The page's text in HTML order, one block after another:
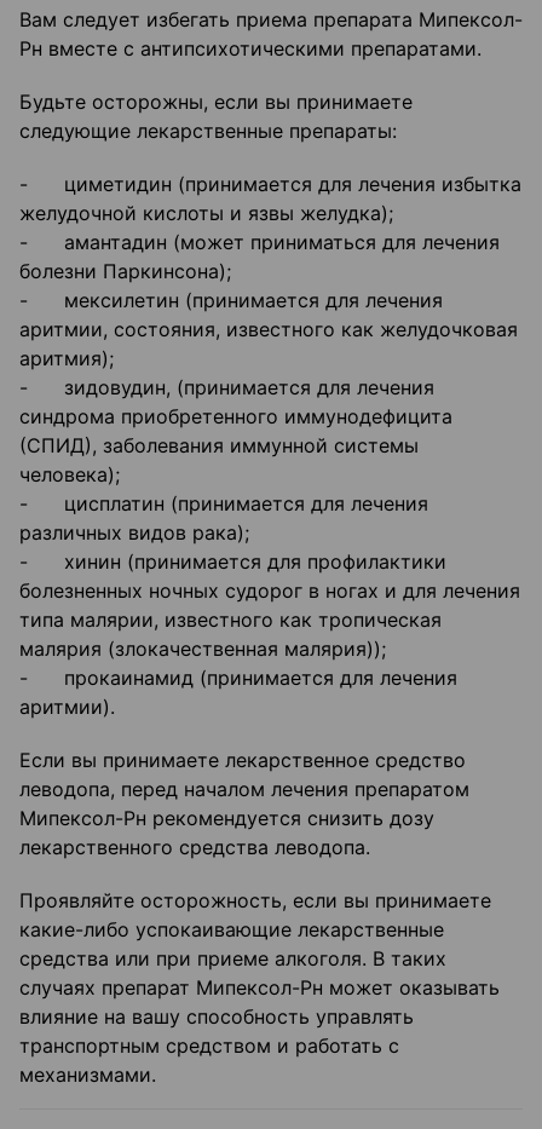
Вам следует избегать приема препарата Мипексол-
Рн вместе с антипсихотическими препаратами.
Будьте осторожны, если вы принимаете
следующие лекарственные препараты:
- циметидин (принимается для лечения избытка
желудочной кислоты и язвы желудка);
- амантадин (может приниматься для лечения
болезни Паркинсона);
- мексилетин (принимается для лечения
аритмии, состояния, известного как желудочковая
аритмия);
- зидовудин, (принимается для лечения
синдрома приобретенного иммунодефицита
(СПИД), заболевания иммунной системы
человека);
- цисплатин (принимается для лечения
различных видов рака);
- хинин (принимается для профилактики
болезненных ночных судорог в ногах и для лечения
типа малярии, известного как тропическая
малярия (злокачественная малярия));
- прокаинамид (принимается для лечения
аритмии).
Если вы принимаете лекарственное средство
леводопа, перед началом лечения препаратом
Мипексол-Рн рекомендуется снизить дозу
лекарственного средства леводопа.
Проявляйте осторожность, если вы принимаете
какие-либо успокаивающие лекарственные
средства или при приеме алкоголя. В таких
случаях препарат Мипексол-Рн может оказывать
влияние на вашу способность управлять
транспортным средством и работать с
механизмами.